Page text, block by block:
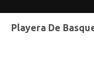
S MEX / XS USA M
Playera De